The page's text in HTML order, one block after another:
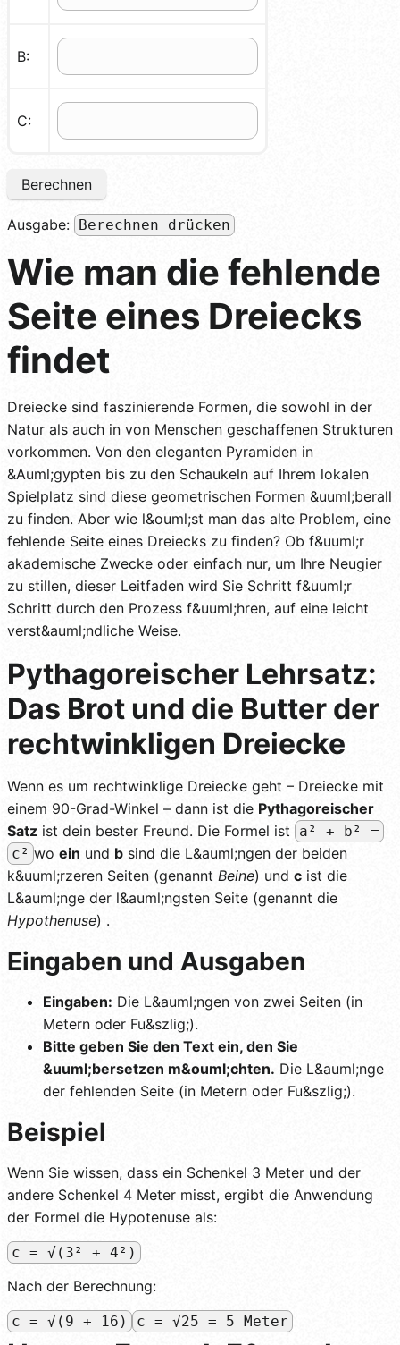
B:
C:
Berechnen
Ausgabe: Berechnen drücken
Wie man die fehlende
Seite eines Dreiecks
findet
Dreiecke sind faszinierende Formen, die sowohl in der
Natur als auch in von Menschen geschaffenen Strukturen
vorkommen. Von den eleganten Pyramiden in
&Auml;gypten bis zu den Schaukeln auf Ihrem lokalen
Spielplatz sind diese geometrischen Formen &uuml;berall
zu finden. Aber wie l&ouml;st man das alte Problem, eine
fehlende Seite eines Dreiecks zu finden? Ob f&uuml;r
akademische Zwecke oder einfach nur, um Ihre Neugier
zu stillen, dieser Leitfaden wird Sie Schritt f&uuml;r
Schritt durch den Prozess f&uuml;hren, auf eine leicht
verst&auml;ndliche Weise.
Pythagoreischer Lehrsatz:
Das Brot und die Butter der
rechtwinkligen Dreiecke
Wenn es um rechtwinklige Dreiecke geht – Dreiecke mit
einem 90-Grad-Winkel – dann ist die Pythagoreischer
Satz ist dein bester Freund. Die Formel ist
a² + b² =
c² wo ein und b sind die L&auml;ngen der beiden
k&uuml;rzeren Seiten (genannt Beine) und c ist die
L&auml;nge der l&auml;ngsten Seite (genannt die
Hypothenuse) .
Eingaben und Ausgaben
Eingaben: Die L&auml;ngen von zwei Seiten (in
Metern oder Fu&szlig;).
Bitte geben Sie den Text ein, den Sie
&uuml;bersetzen m&ouml;chten. Die L&auml;nge
der fehlenden Seite (in Metern oder Fu&szlig;).
Beispiel
Wenn Sie wissen, dass ein Schenkel 3 Meter und der
andere Schenkel 4 Meter misst, ergibt die Anwendung
der Formel die Hypotenuse als:
c = √(3² + 4²)
Nach der Berechnung:
c = √(9 + 16) c = √25 = 5 Meter